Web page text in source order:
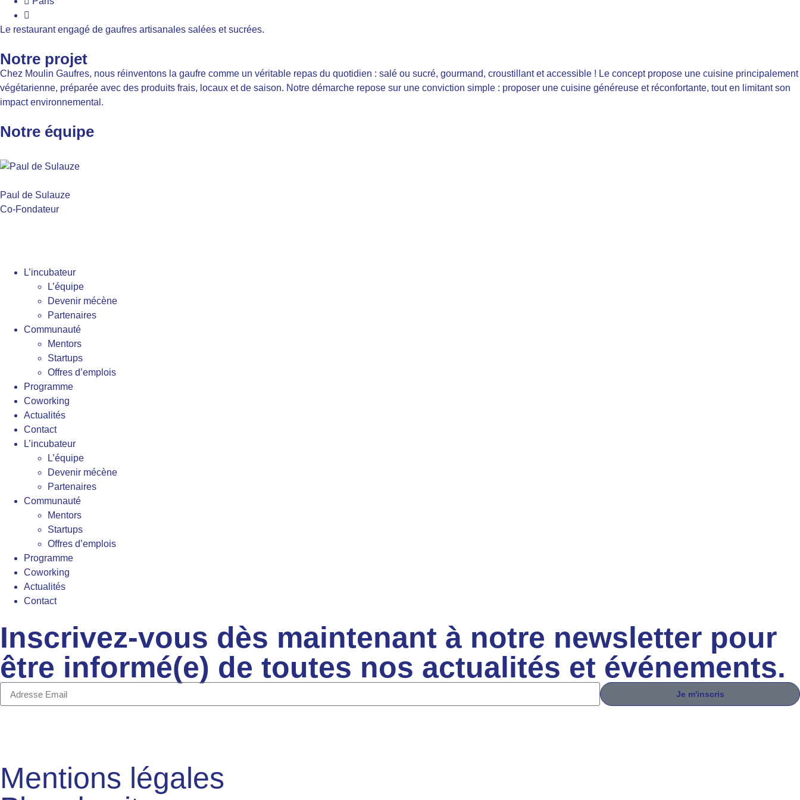
Le restaurant engagé de gaufres artisanales salées et sucrées.
Notre projet
Chez Moulin Gaufres, nous réinventons la gaufre comme un véritable repas du quotidien : salé ou sucré, gourmand, croustillant et accessible ! Le concept propose une cuisine principalement
végétarienne, préparée avec des produits frais, locaux et de saison. Notre démarche repose sur une conviction simple : proposer une cuisine généreuse et réconfortante, tout en limitant son
impact environnemental.
Notre équipe
Paul de Sulauze
Co-Fondateur
L’incubateur
L’équipe
Devenir mécène
Partenaires
Communauté
Mentors
Startups
Offres d’emplois
Programme
Coworking
Actualités
Contact
L’incubateur
L’équipe
Devenir mécène
Partenaires
Communauté
Mentors
Startups
Offres d’emplois
Programme
Coworking
Actualités
Contact
Inscrivez-vous dès maintenant à notre newsletter pour
être informé(e) de toutes nos actualités et événements.
Je m'inscris
Mentions légales